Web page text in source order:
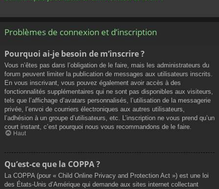
Problèmes de connexion et d’inscription
Pourquoi ai-je besoin de m’inscrire ?
Vous n’êtes pas dans l’obligation de le faire, mais les administrateurs du
forum peuvent limiter la publication de messages aux utilisateurs inscrits.
En vous inscrivant, vous pouvez également avoir accès à des
fonctionnalités supplémentaires qui ne sont pas disponibles aux visiteurs,
tels que l’affichage d’avatars personnalisés, l’utilisation de la messagerie
privée, l’envoi de courriers électroniques aux autres utilisateurs,
l’adhésion à un groupe d’utilisateurs, etc. L’inscription ne vous prend qu’un
court instant, c’est pourquoi nous vous recommandons de le faire.
Haut
Qu’est-ce que la COPPA ?
La COPPA (pour « Child Online Privacy and Protection Act ») est une loi
des États-Unis d’Amérique qui demande aux sites internet collectant